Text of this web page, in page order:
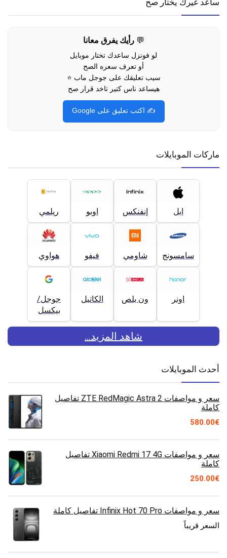
ساعد غيرك يختار صح
💬رأيك يفرق معانا
لو فونزل ساعدك تختار موبايل
أو تعرف سعره الصح
سيب تعليقك على جوجل ماب ⭐
هيساعد ناس كتير تاخد قرار صح
✍️ اكتب تعليق على Google
ماركات الموبايلات
ابل إنفنكس اوبو ريلمي
سامسونج شاومي فيفو هواوي
اونر ون بلص الكاتيل
جوجل/
بيكسل
شاهد المزيد...
أحدث الموبايلات
سعر و مواصفات ZTE RedMagic Astra 2 تفاصيل
كاملة
€
580.00
سعر و مواصفات Xiaomi Redmi 17 4G تفاصيل
كاملة
€
250.00
سعر و مواصفات Infinix Hot 70 Pro تفاصيل كاملة
السعر قريباً